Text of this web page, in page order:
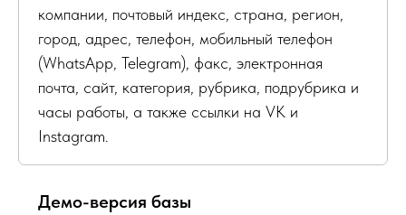
компании, почтовый индекс, страна, регион,
город, адрес, телефон, мобильный телефон
(WhatsApp, Telegram), факс, электронная
почта, сайт, категория, рубрика, подрубрика и
часы работы, а также ссылки на VK и
Instagram.
Демо-версия базы